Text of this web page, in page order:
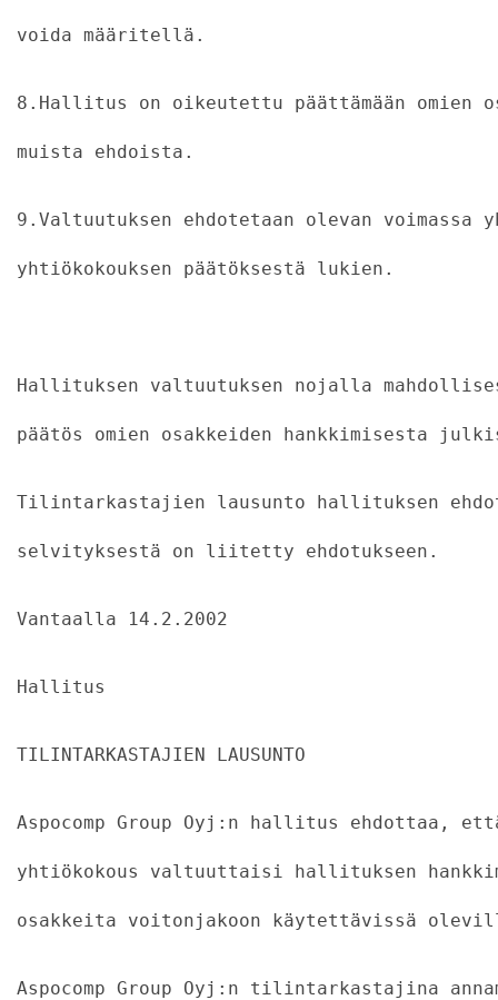
voida määritellä.
8.Hallitus on oikeutettu päättämään omien
muista ehdoista.
9.Valtuutuksen ehdotetaan olevan voimassa
yhtiökokouksen päätöksestä lukien.
Hallituksen valtuutuksen nojalla
päätös omien osakkeiden hankkimisesta
Tilintarkastajien lausunto hallituksen
selvityksestä on liitetty ehdotukseen.
Vantaalla 14.2.2002
Hallitus
TILINTARKASTAJIEN LAUSUNTO
Aspocomp Group Oyj:n hallitus ehdottaa,
yhtiökokous valtuuttaisi hallituksen
osakkeita voitonjakoon käytettävissä
Aspocomp Group Oyj:n tilintarkastajina